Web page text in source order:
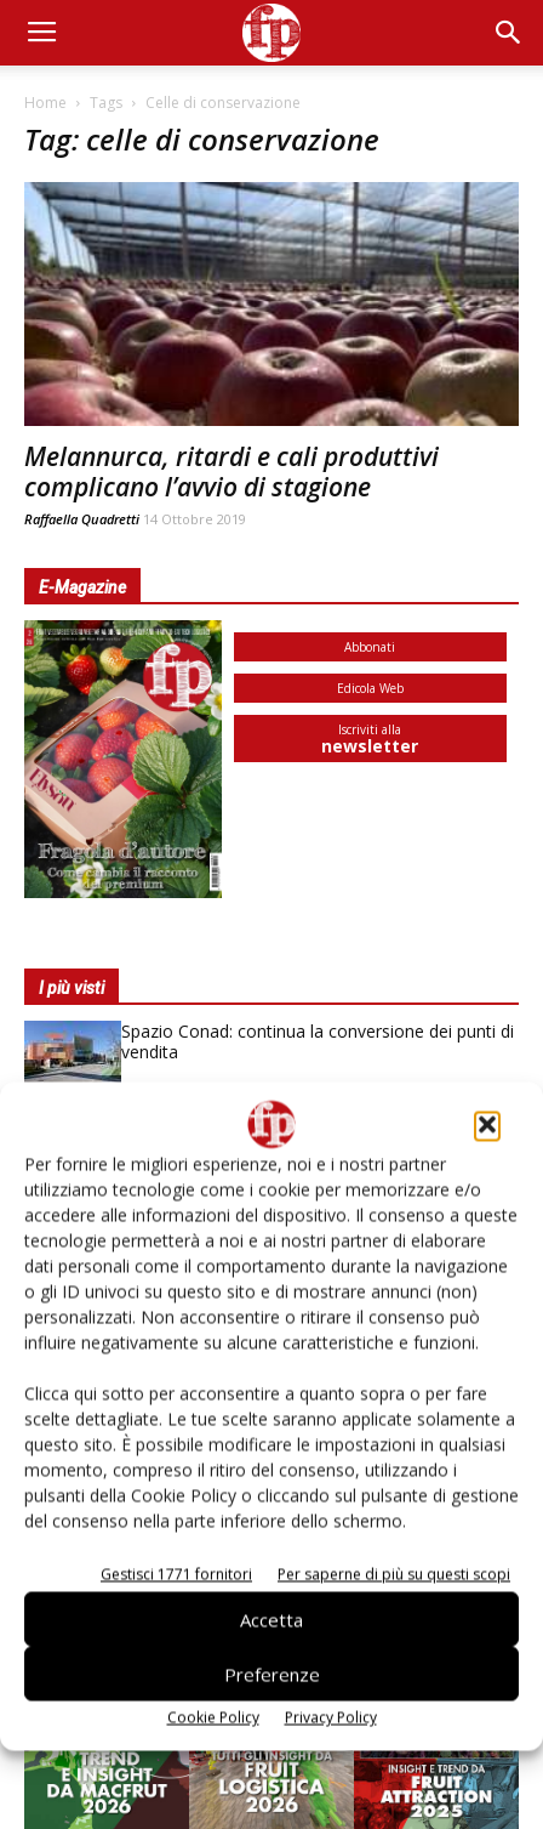
Per fornire le migliori esperienze, noi e i nostri partner
utilizziamo tecnologie come i cookie per memorizzare e/o
accedere alle informazioni del dispositivo. Il consenso a queste
tecnologie permetterà a noi e ai nostri partner di elaborare
dati personali come il comportamento durante la navigazione
o gli ID univoci su questo sito e di mostrare annunci (non)
personalizzati. Non acconsentire o ritirare il consenso può
influire negativamente su alcune caratteristiche e funzioni.
Clicca qui sotto per acconsentire a quanto sopra o per fare
scelte dettagliate. Le tue scelte saranno applicate solamente a
questo sito. È possibile modificare le impostazioni in qualsiasi
momento, compreso il ritiro del consenso, utilizzando i
pulsanti della Cookie Policy o cliccando sul pulsante di gestione
del consenso nella parte inferiore dello schermo.
Gestisci 1771 fornitori Per saperne di più su questi scopi
Accetta
Preferenze
Cookie Policy Privacy Policy
Home Tags Celle di conservazione
Tag: celle di conservazione
Melannurca, ritardi e cali produttivi
complicano l’avvio di stagione
Raffaella Quadretti 14 Ottobre 2019
E-Magazine
Abbonati
Edicola Web
Iscriviti alla
newsletter
I più visti
Spazio Conad: continua la conversione dei punti di
vendita
Non è una susina: è Metis… e può rivoluzionare la
L’ortofrutta di Extra Supermercati tra localismo e
Ai #Repartofresh
Andamento prezzi ortofrutta in Italia al 27 luglio
2026
Leonardo Odorizzi: “Dobbiamo creare stupore nel
punto di vendita” #vocidellortofrutta